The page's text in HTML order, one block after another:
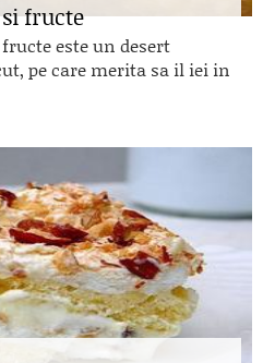
fructe
este un desert
pe care merita sa il iei in